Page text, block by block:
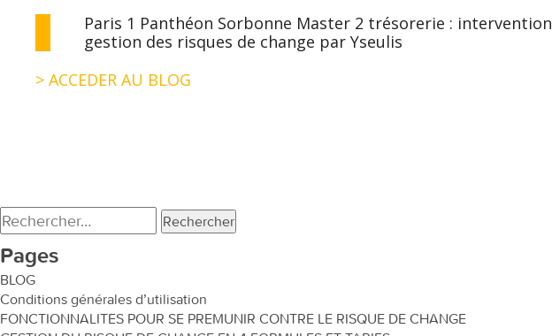
Paris 1 Panthéon Sorbonne Master 2 trésorerie : intervention
gestion des risques de change par Yseulis
> ACCEDER AU BLOG
Rechercher :
Pages
BLOG
Conditions générales d’utilisation
FONCTIONNALITES POUR SE PREMUNIR CONTRE LE RISQUE DE CHANGE